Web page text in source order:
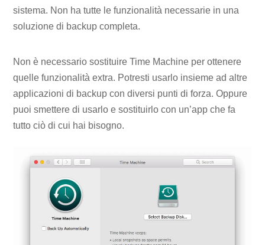
sistema. Non ha tutte le funzionalità necessarie in una
soluzione di backup completa.
Non è necessario sostituire Time Machine per ottenere
quelle funzionalità extra. Potresti usarlo insieme ad altre
applicazioni di backup con diversi punti di forza. Oppure
puoi smettere di usarlo e sostituirlo con un’app che fa
tutto ciò di cui hai bisogno.